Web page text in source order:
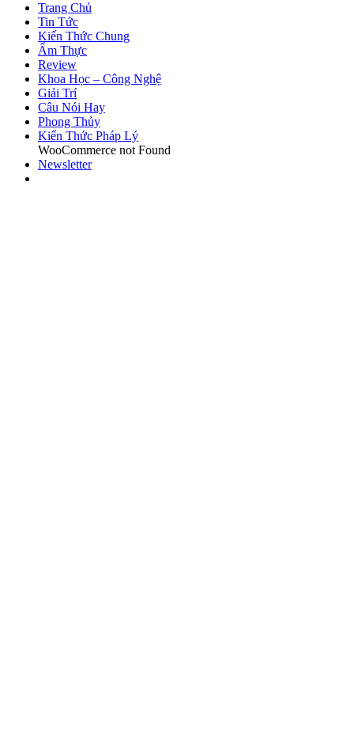
Trang Chủ
Tin Tức
Kiến Thức Chung
Ẩm Thực
Review
Khoa Học – Công Nghệ
Giải Trí
Câu Nói Hay
Phong Thủy
Kiến Thức Pháp Lý
WooCommerce not Found
Newsletter